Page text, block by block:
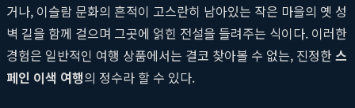
거나, 이슬람 문화의 흔적이 고스란히 남아있는 작은 마을의 옛 성
벽 길을 함께 걸으며 그곳에 얽힌 전설을 들려주는 식이다. 이러한
경험은 일반적인 여행 상품에서는 결코 찾아볼 수 없는, 진정한스
페인 이색 여행의 정수라 할 수 있다.